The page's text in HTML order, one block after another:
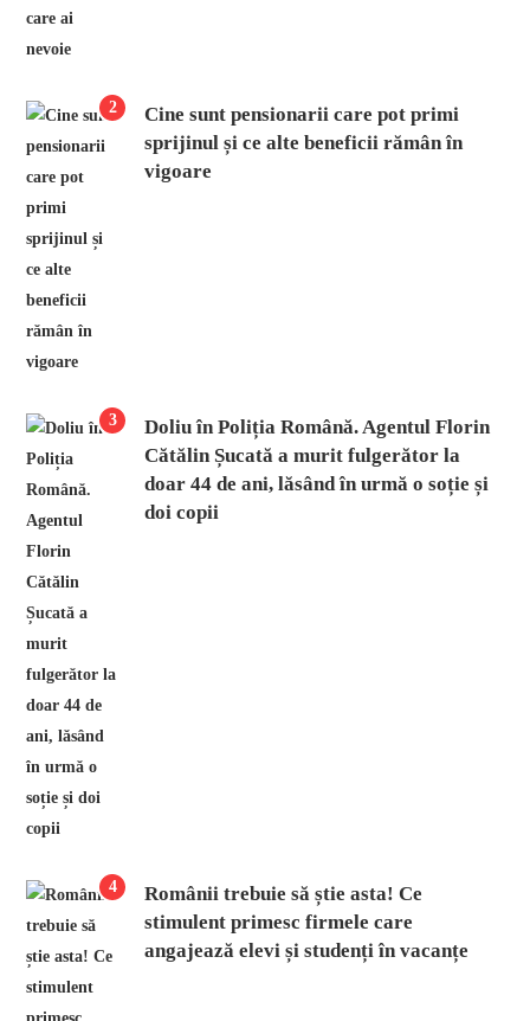
2
Cine sunt pensionarii care pot primi
sprijinul și ce alte beneficii rămân în
vigoare
3
Doliu în Poliția Română. Agentul Florin
Cătălin Șucată a murit fulgerător la
doar 44 de ani, lăsând în urmă o soție și
doi copii
4
Românii trebuie să știe asta! Ce
stimulent primesc firmele care
angajează elevi și studenți în vacanțe